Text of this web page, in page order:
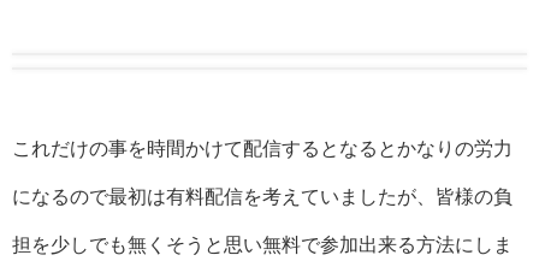
これだけの事を時間かけて配信するとなるとかなりの労力
になるので最初は有料配信を考えていましたが、皆様の負
担を少しでも無くそうと思い無料で参加出来る方法にしま